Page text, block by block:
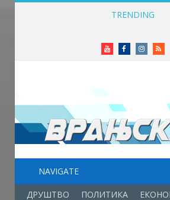
TRENDING
YoutubeFacebookInstagram
RSS
NAVIGATE
ДРУШТВО ПОЛИТИКА